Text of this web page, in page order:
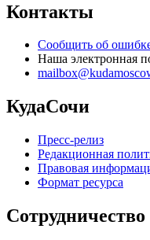
Контакты
Сообщить об
Наша электронная
КудаСочи
Пресс-релиз
Редакционная
Правовая
Формат ресурса
Сотрудничество